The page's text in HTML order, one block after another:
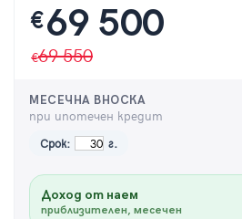
€69 500
69 550
МЕСЕЧНА ВНОСКА
при ипотечен кредит
Срок: г.
Доход от наем
приблизителен, месечен
Регистрация